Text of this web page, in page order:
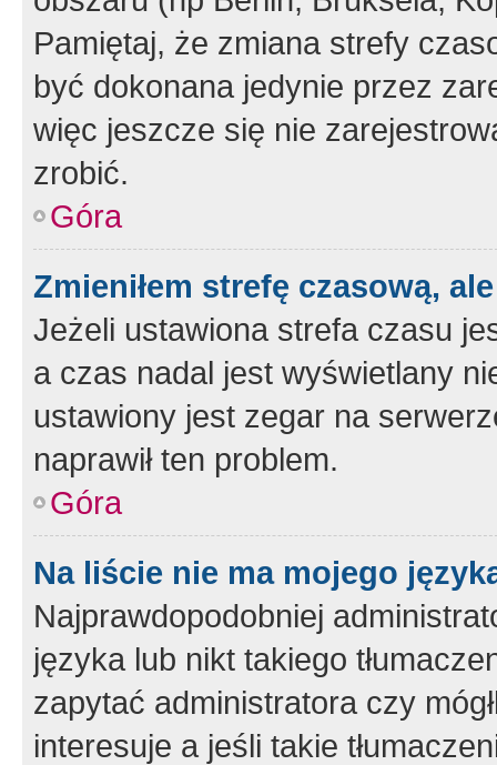
Pamiętaj, że zmiana strefy
być dokonana jedynie przez
więc jeszcze się nie
zrobić.
Góra
Zmieniłem strefę czasową,
Jeżeli ustawiona strefa czasu
a czas nadal jest wyświetlany
ustawiony jest zegar na
naprawił ten problem.
Góra
Na liście nie ma mojego
Najprawdopodobniej
języka lub nikt takiego
zapytać administratora czy
interesuje a jeśli takie